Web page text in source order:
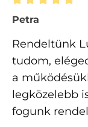
Értékelés 5 of
Petra
Rendeltünk
tudom,
a
legközelebb
fogunk